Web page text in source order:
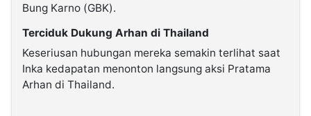
Bung Karno (GBK).
Terciduk Dukung Arhan di Thailand
Keseriusan hubungan mereka semakin terlihat saat
Inka kedapatan menonton langsung aksi Pratama
Arhan di Thailand.